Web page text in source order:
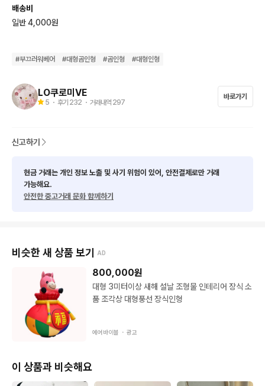
배송비
일반 4,000원
#부끄러워베어 #대형곰인형 #곰인형 #대형인형
LO쿠로미VE
5 ・ 후기 232 ・ 거래내역 297
바로가기
신고하기
현금 거래는 개인 정보 노출 및 사기 위험이 있어, 안전결제로만 거래
가능해요.
안전한 중고거래 문화 함께하기
비슷한 새 상품 보기 AD
800,000원
대형 3미터이상 새해 설날 조형물 인테리어 장식 소
품 조각상 대형풍선 장식인형
에어바이블 ・ 광고
이 상품과 비슷해요